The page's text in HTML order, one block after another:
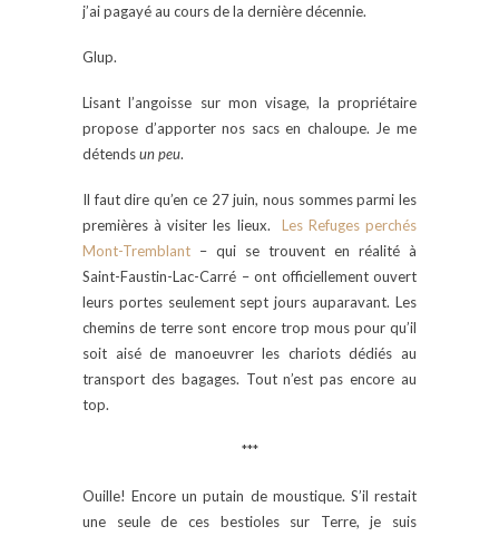
j’ai pagayé au cours de la dernière décennie.
Glup.
Lisant l’angoisse sur mon visage, la propriétaire
propose d’apporter nos sacs en chaloupe. Je me
détendsun peu.
Il faut dire qu’en ce 27 juin, nous sommes parmi les
premières à visiter les lieux. Les Refuges perchés
Mont-Tremblant – qui se trouvent en réalité à
Saint-Faustin-Lac-Carré – ont officiellement ouvert
leurs portes seulement sept jours auparavant. Les
chemins de terre sont encore trop mous pour qu’il
soit aisé de manoeuvrer les chariots dédiés au
transport des bagages. Tout n’est pas encore au
top.
***
Ouille! Encore un putain de moustique. S’il restait
une seule de ces bestioles sur Terre, je suis